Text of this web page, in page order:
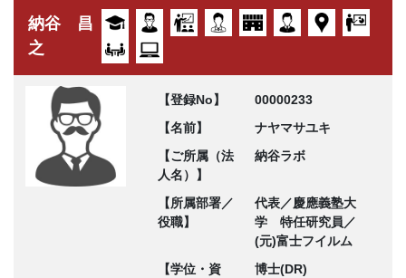
納谷 昌
之
【登録No】
00000233
【名前】
ナヤマサユキ
【ご所属（法
人名）】
納谷ラボ
【所属部署／
役職】
代表／慶應義塾大
学 特任研究員／
(元)富士フイルム
【学位・資
博士(DR)